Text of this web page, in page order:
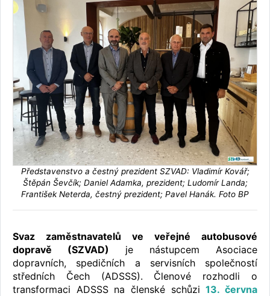
Představenstvo a čestný prezident SZVAD: Vladimír Kovář;
Štěpán Ševčík; Daniel Adamka, prezident; Ludomír Landa;
František Neterda, čestný prezident; Pavel Hanák. Foto BP
Svaz zaměstnavatelů ve veřejné autobusové
dopravě (SZVAD) je nástupcem Asociace
dopravních, spedičních a servisních společností
středních Čech (ADSSS). Členové rozhodli o
transformaci ADSSS na členské schůzi13. června